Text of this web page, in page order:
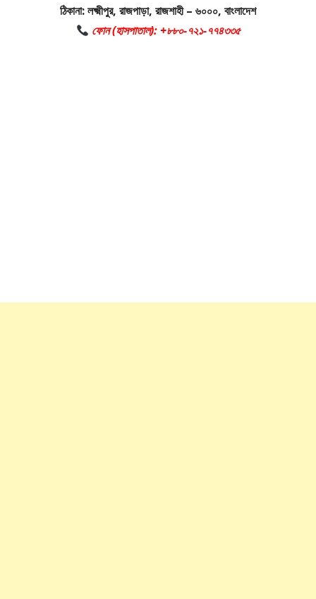
ঠিকানা: লক্ষ্মীপুর, রাজপাড়া, রাজশাহী – ৬০০০, বাংলাদেশ
ফোন (হাসপাতাল): +৮৮০-৭২১-৭৭৪৩৩৫